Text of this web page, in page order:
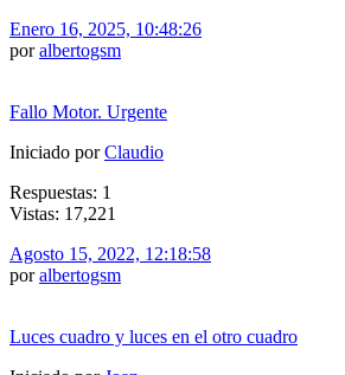
Enero 16, 2025, 10:48:26
poralbertogsm
Fallo Motor. Urgente
Iniciado porClaudio
Respuestas: 1
Vistas: 17,221
Agosto 15, 2022, 12:18:58
poralbertogsm
Luces cuadro y luces en el otro cuadro